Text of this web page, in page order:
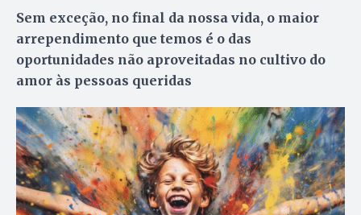
Sem exceção, no final da nossa vida, o maior
arrependimento que temos é o das
oportunidades não aproveitadas no cultivo do
amor às pessoas queridas